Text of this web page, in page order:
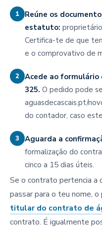
1
Reúne os
estatuto:
Certifica-te de que
e o comprovativo de
2
Acede ao formulário
325. O pedido pode
aguasdecascais.pt/
do contador, caso
3 Aguarda a
formalização do
cinco a 15 dias úteis.
Se o contrato pertencia a
passar para o teu nome,
titular do contrato de
contrato. É igualmente